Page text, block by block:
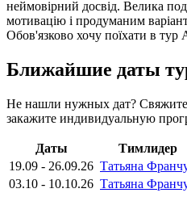
неймовірний досвід. Велика
мотивацію і продуманим
Обов'язково хочу поїхати в тур
Ближайшие даты
Не нашли нужных дат?
закажите индивидуальную
Даты Тимлидер
19.09 - 26.09.26 Татьяна
03.10 - 10.10.26 Татьяна